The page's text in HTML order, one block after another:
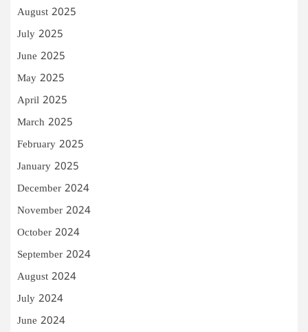
August 2025
July 2025
June 2025
May 2025
April 2025
March 2025
February 2025
January 2025
December 2024
November 2024
October 2024
September 2024
August 2024
July 2024
June 2024